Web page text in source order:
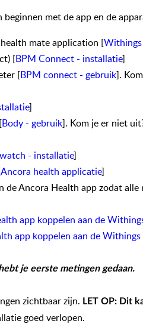
met de app en de
mate application [
[BPM Connect - installatie]
[BPM connect - gebruik].
]
Body - gebruik]. Kom je er niet
- installatie]
Ancora health applicatie]
de Ancora Health app zodat
app koppelen aan de
app koppelen aan de Withings
je eerste metingen gedaan.
zichtbaar zijn. LET OP: Dit
goed verlopen.